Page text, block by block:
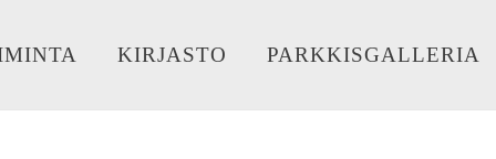
KIRJASTO PARKKISGALLERIA